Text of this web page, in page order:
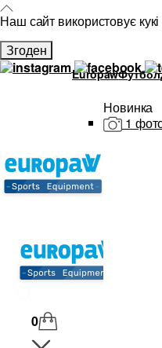
0
Наш сайт використовує
Згоден
EuropawФутбол
Новинка
1